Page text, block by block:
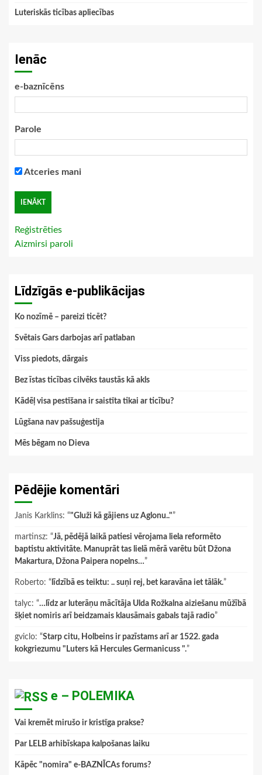
Luteriskās ticības apliecības
Ienāc
e-baznīcēns
Parole
Atceries mani
Reģistrēties
Aizmirsi paroli
Līdzīgās e-publikācijas
Ko nozīmē – pareizi ticēt?
Svētais Gars darbojas arī patlaban
Viss piedots, dārgais
Bez īstas ticības cilvēks taustās kā akls
Kādēļ visa pestīšana ir saistīta tikai ar ticību?
Lūgšana nav pašsuģestija
Mēs bēgam no Dieva
Pēdējie komentāri
Janis Karklins: “"Gluži kā gājiens uz Aglonu.."”
martinsz: “Jā, pēdējā laikā patiesi vērojama liela reformēto
baptistu aktivitāte. Manuprāt tas lielā mērā varētu būt Džona
Makartura, Džona Paipera nopelns…”
Roberto: “ līdzībā es teiktu: .. suņi rej, bet karavāna iet tālāk.”
talyc: “…līdz ar luterāņu mācītāja Ulda Rožkalna aiziešanu mūžībā
šķiet nomiris arī beidzamais klausāmais gabals tajā radio”
gviclo: “Starp citu, Holbeins ir pazīstams arī ar 1522. gada
kokgriezumu "Luters kā Hercules Germanicuss ".”
e – POLEMIKA
Vai kremēt mirušo ir kristīga prakse?
Par LELB arhibīskapa kalpošanas laiku
Kāpēc "nomira" e-BAZNĪCAs forums?